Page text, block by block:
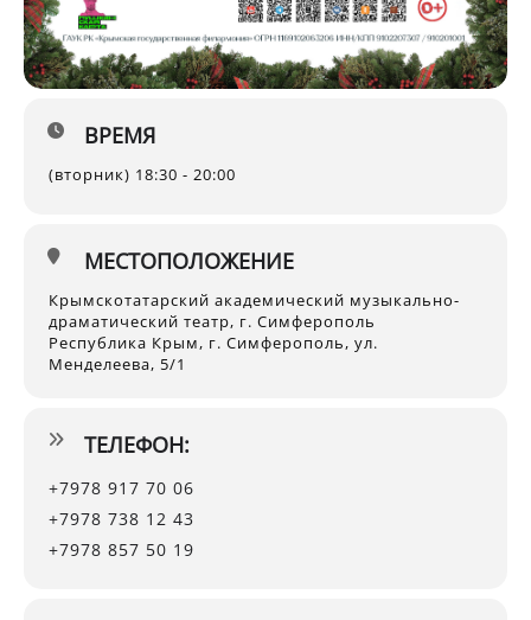
ВРЕМЯ
(вторник) 18:30 - 20:00
МЕСТОПОЛОЖЕНИЕ
Крымскотатарский академический музыкально-
драматический театр, г. Симферополь
Республика Крым, г. Симферополь, ул.
Менделеева, 5/1
ТЕЛЕФОН:
+7978 917 70 06
+7978 738 12 43
+7978 857 50 19